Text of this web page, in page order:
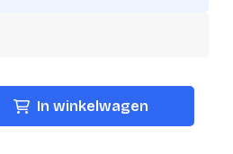
In winkelwagen